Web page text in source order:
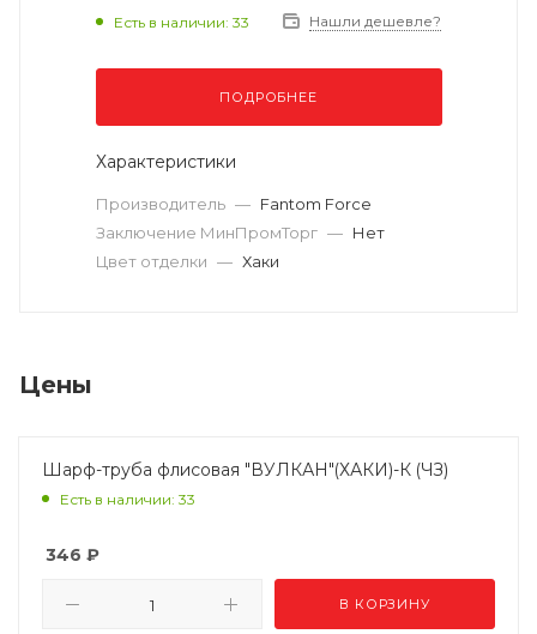
Есть в наличии: 33 Нашли дешевле?
ПОДРОБНЕЕ
Характеристики
Производитель — Fantom Force
Заключение МинПромТорг — Нет
Цвет отделки — Хаки
Цены
Шарф-труба флисовая "ВУЛКАН"(ХАКИ)-К (ЧЗ)
Есть в наличии: 33
346 ₽
В КОРЗИНУ